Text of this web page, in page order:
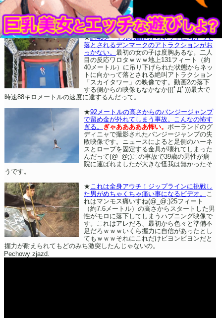
★約40メートルの高さからネットに向かって
落とされるデンマークのアトラクションがお
っかない。 最初の女の子は度胸あるな。二人
目の反応ワロタｗｗｗ地上131フィート（約
40メートル）に吊り下げられた状態からネッ
トに向かって落とされる絶叫アトラクション
「スカイタワー」の映像です。動画2の落下
する側からの映像もなかなか(((ﾟДﾟ)))最大で
時速88キロメートルの速度に達するんだって。
★92メートルの高さからのバンジージャンプ
で留め金が外れてしまう事故。こんなの怖す
ぎる。
ぎゃあああああ怖い。 ポーランドのグ
ディニャで撮影されたバンジージャンプの失
敗映像です。ニュースによると足側のハーネ
スとロープを固定する金具が壊れてしまった
んだって(@_@;)この事故で39歳の男性が病
院に運ばれましたが大きな怪我は無かったそ
うです。
★ これは全身アウチ！ジップラインに挑戦し
た男がめちゃくちゃ痛い事になるビデオ。
こ
れはマンモス痛いすね(@_@;)25フィート
（約7.6メートル）の高さからスタートした男
性がモロに落下してしまうハプニング映像で
す。これはアレだろ、最初から色々と準備不
足だろｗｗｗいくら握力に自信があったとし
てもｗｗｗそれにこれだけビヨンビヨンだと
握力が耐えられてもどのみち激突したんじゃないの。
Pechowy zjazd.